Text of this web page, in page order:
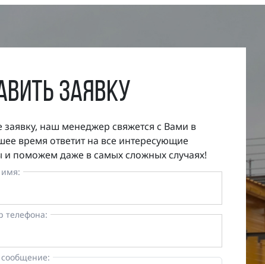
заявку
заявку, наш менеджер свяжется с Вами в
время ответит на все интересующие
и поможем даже в самых сложных случаях!
телефона: